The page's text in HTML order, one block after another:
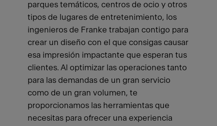
parques temáticos, centros de ocio y otros
tipos de lugares de entretenimiento, los
ingenieros de Franke trabajan contigo para
crear un diseño con el que consigas causar
esa impresión impactante que esperan tus
clientes. Al optimizar las operaciones tanto
para las demandas de un gran servicio
como de un gran volumen, te
proporcionamos las herramientas que
necesitas para ofrecer una experiencia